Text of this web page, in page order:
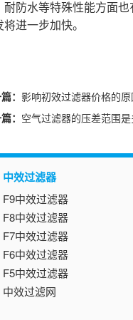
耐防水等特殊性能方面
进一步加快。
： 影响初效过滤器价格的
： 空气过滤器的压差范围
中效过滤器
F9中效过滤器
F8中效过滤器
F7中效过滤器
F6中效过滤器
F5中效过滤器
中效过滤网